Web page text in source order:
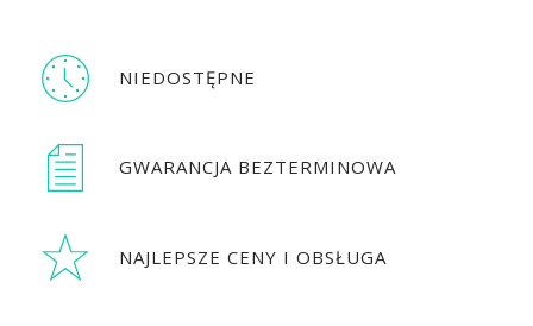
NIEDOSTĘPNE
GWARANCJA BEZTERMINOWA
NAJLEPSZE CENY I OBSŁUGA